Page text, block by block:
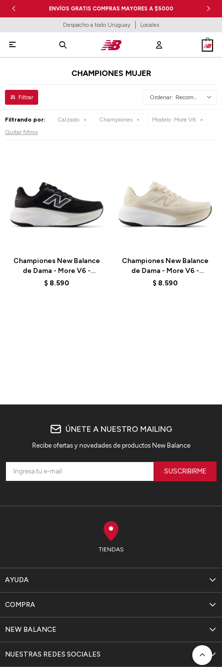
ENVÍOS GRATIS COMPRAS MAYORES A $5000
Despacho a todo Uruguay Locales

CHAMPIONES MUJER
Recomendados
Filtrando por: Calzado Championes Modelo: More V6
Quitar filtros
Championes New Balance
de Dama - More V6 -
WMORGR6 - BLACK
$ 8.590
Championes New Balance
de Dama - More V6 -
WMORLB6 - ELD
$ 8.590
TIENDAS
AYUDA
NEW BALANCE
COMPRA
NUESTRAS REDES SOCIALES
ÚNETE A NUESTRO MAILING
Recibe ofertas y novedades de productos New Balance
SUSCRIBIRME